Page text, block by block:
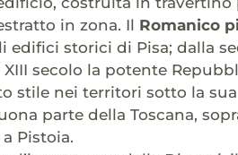
in zona. Il Romanico
edifici storici di Pisa; dalla
secolo la potente
stile nei territori sotto la sua
parte della Toscana,
Pistoia.